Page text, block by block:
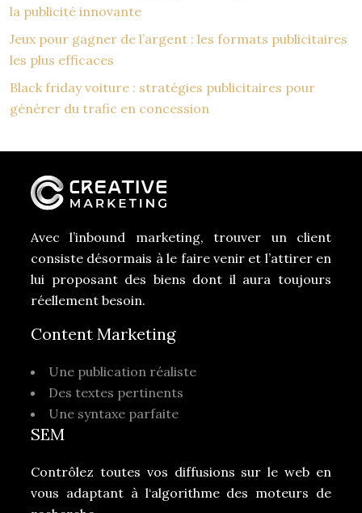
la publicité innovante
Jeux pour gagner de l’argent : les formats publicitaires
les plus efficaces
Black friday voiture : stratégies publicitaires pour
générer du trafic en concession
Avec l’inbound marketing, trouver un client
consiste désormais à le faire venir et l’attirer en
lui proposant des biens dont il aura toujours
réellement besoin.
Content Marketing
Une publication réaliste
Des textes pertinents
Une syntaxe parfaite
SEM
Contrôlez toutes vos diffusions sur le web en
vous adaptant à l‘algorithme des moteurs de